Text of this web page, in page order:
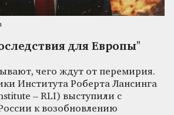
для Европы"
чего ждут от перемирия.
Института Роберта Лансинга
– RLI) выступили с
к возобновлению